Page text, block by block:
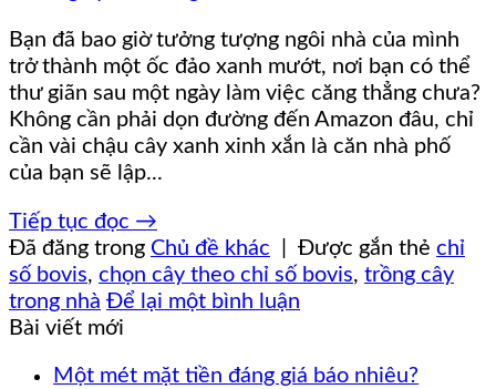
Bạn đã bao giờ tưởng tượng ngôi nhà của mình
trở thành một ốc đảo xanh mướt, nơi bạn có thể
thư giãn sau một ngày làm việc căng thẳng chưa?
Không cần phải dọn đường đến Amazon đâu, chỉ
cần vài chậu cây xanh xinh xắn là căn nhà phố
của bạn sẽ lập...
Tiếp tục đọc →
Đã đăng trong Chủ đề khác Được gắn thẻ chỉ
số bovis, chọn cây theo chỉ số bovis, trồng cây
trong nhà Để lại một bình luận
Bài viết mới
Một mét mặt tiền đáng giá báo nhiêu?